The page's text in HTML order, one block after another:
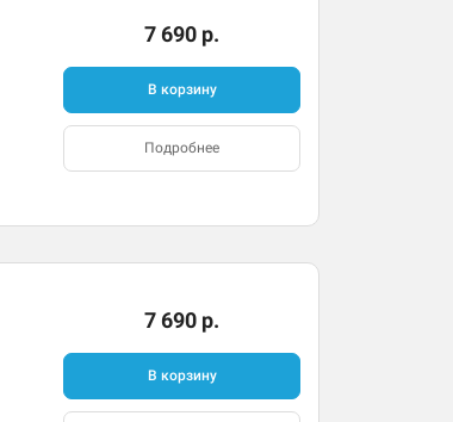
7 690 р.
В корзину
Подробнее
7 690 р.
В корзину